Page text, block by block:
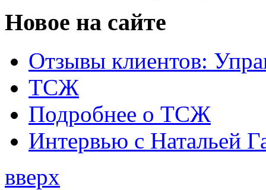
Новое на сайте
Отзывы клиентов:
ТСЖ
Подробнее о ТСЖ
Интервью с Натальей
вверх